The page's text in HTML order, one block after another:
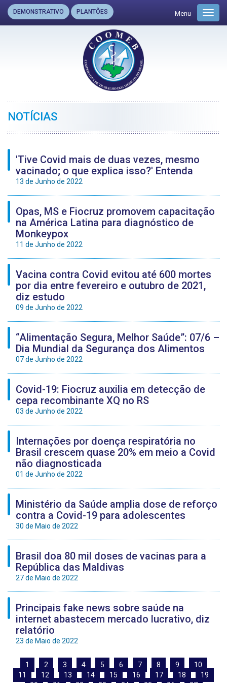
DEMONSTRATIVO PLANTÕES Menu
NOTÍCIAS
'Tive Covid mais de duas vezes, mesmo
vacinado; o que explica isso?' Entenda
13 de Junho de 2022
Opas, MS e Fiocruz promovem capacitação
na América Latina para diagnóstico de
Monkeypox
11 de Junho de 2022
Vacina contra Covid evitou até 600 mortes
por dia entre fevereiro e outubro de 2021,
diz estudo
09 de Junho de 2022
“Alimentação Segura, Melhor Saúde”: 07/6 –
Dia Mundial da Segurança dos Alimentos
07 de Junho de 2022
Covid-19: Fiocruz auxilia em detecção de
cepa recombinante XQ no RS
03 de Junho de 2022
Internações por doença respiratória no
Brasil crescem quase 20% em meio a Covid
não diagnosticada
01 de Junho de 2022
Ministério da Saúde amplia dose de reforço
contra a Covid-19 para adolescentes
30 de Maio de 2022
Brasil doa 80 mil doses de vacinas para a
República das Maldivas
27 de Maio de 2022
Principais fake news sobre saúde na
internet abastecem mercado lucrativo, diz
relatório
23 de Maio de 2022
1 2 3 4 5 6 7 8 9
10
11
12 13 14 15 16 17 18
19